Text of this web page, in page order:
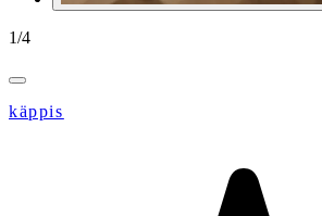
1/4
käppis